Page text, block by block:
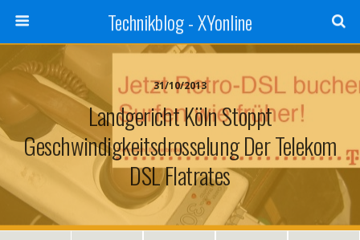
Technikblog - XYonline
31/10/2013
Landgericht Köln Stoppt
Geschwindigkeitsdrosselung Der Telekom
DSL Flatrates